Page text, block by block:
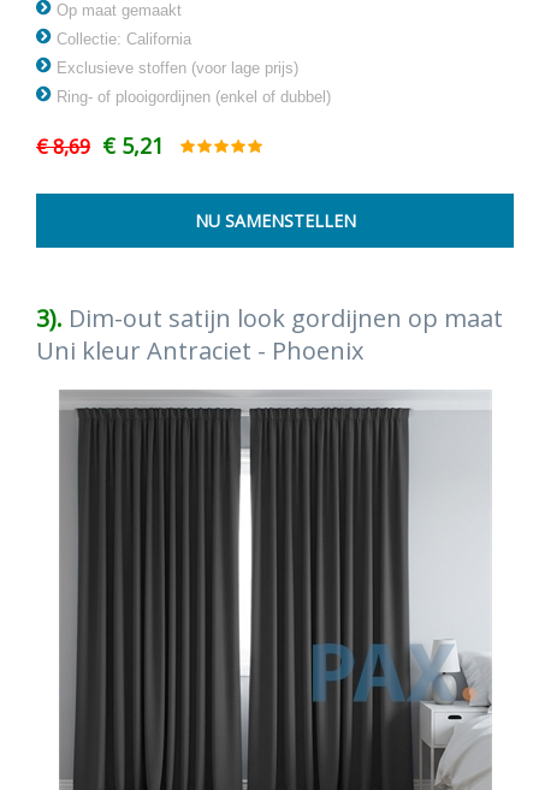
Op maat gemaakt
Collectie: California
Exclusieve stoffen (voor lage prijs)
Ring- of plooigordijnen (enkel of dubbel)
€ 8,69 € 5,21
3). Dim-out satijn look gordijnen op maat
Uni kleur Antraciet - Phoenix